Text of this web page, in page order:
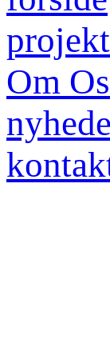
Om Os